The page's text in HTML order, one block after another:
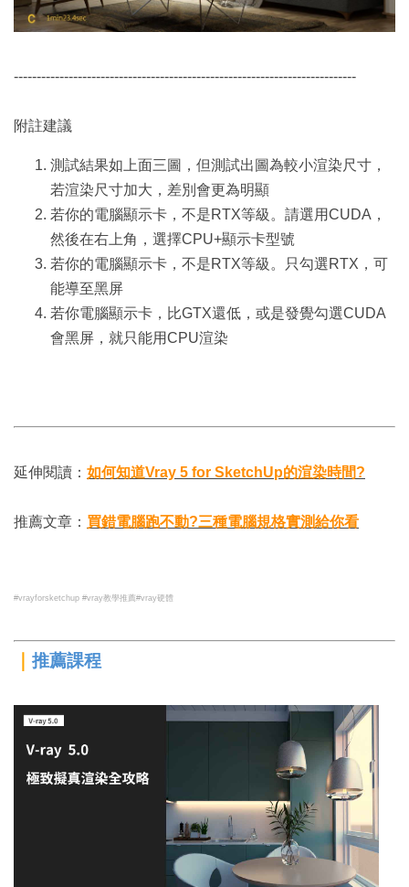
---------------------------------------------------------------------------
附註建議
測試結果如上面三圖，但測試出圖為較小渲染尺寸，
若渲染尺寸加大，差別會更為明顯
若你的電腦顯示卡，不是RTX等級。請選用CUDA，
然後在右上角，選擇CPU+顯示卡型號
若你的電腦顯示卡，不是RTX等級。只勾選RTX，可
能導至黑屏
若你電腦顯示卡，比GTX還低，或是發覺勾選CUDA
會黑屏，就只能用CPU渲染
延伸閱讀： 如何知道Vray 5 for SketchUp的渲染時間?
推薦文章： 買錯電腦跑不動?三種電腦規格實測給你看
#vrayforsketchup #vray教學推薦#vray硬體
｜ 推薦課程